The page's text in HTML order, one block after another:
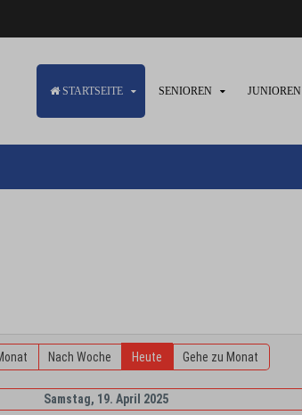
STARTSEITE SENIOREN JUNIOREN
Nach Woche Heute Gehe zu Monat
Samstag, 19. April 2025